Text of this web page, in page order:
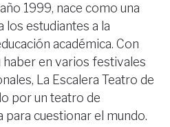
1999, nace como una
estudiantes a la
académica. Con
haber en varios festivales
La Escalera Teatro de
por un teatro de
cuestionar el mundo.